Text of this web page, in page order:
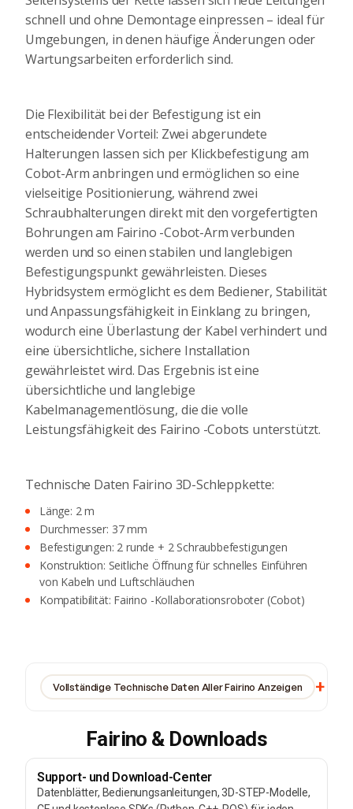
schnell und ohne Demontage einpressen – ideal für
Umgebungen, in denen häufige Änderungen oder
Wartungsarbeiten erforderlich sind.
Die Flexibilität bei der Befestigung ist ein
entscheidender Vorteil: Zwei abgerundete
Halterungen lassen sich per Klickbefestigung am
Cobot-Arm anbringen und ermöglichen so eine
vielseitige Positionierung, während zwei
Schraubhalterungen direkt mit den vorgefertigten
Bohrungen am Fairino -Cobot-Arm verbunden
werden und so einen stabilen und langlebigen
Befestigungspunkt gewährleisten. Dieses
Hybridsystem ermöglicht es dem Bediener, Stabilität
und Anpassungsfähigkeit in Einklang zu bringen,
wodurch eine Überlastung der Kabel verhindert und
eine übersichtliche, sichere Installation
gewährleistet wird. Das Ergebnis ist eine
übersichtliche und langlebige
Kabelmanagementlösung, die die volle
Leistungsfähigkeit des Fairino -Cobots unterstützt.
Technische Daten Fairino 3D-Schleppkette:
Länge: 2 m
Durchmesser: 37 mm
Befestigungen: 2 runde + 2 Schraubbefestigungen
Konstruktion: Seitliche Öffnung für schnelles Einführen
von Kabeln und Luftschläuchen
Kompatibilität: Fairino -Kollaborationsroboter (Cobot)
Vollständige Technische Daten Aller Fairino Anzeigen
Fairino & Downloads
Support- und Download-Center
Datenblätter, Bedienungsanleitungen, 3D-STEP-Modelle,